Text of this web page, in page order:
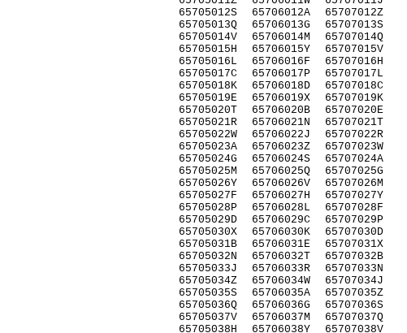
65705012S
65705013Q
65705014V
65705015H
65705016L
65705017C
65705018K
65705019E
65705020T
65705021R
65705022W
65705023A
65705024G
65705025M
65705026Y
65705027F
65705028P
65705029D
65705030X
65705031B
65705032N
65705033J
65705034Z
65705035S
65705036Q
65705037V
65705038H
65706012A
65706013G
65706014M
65706015Y
65706016F
65706017P
65706018D
65706019X
65706020B
65706021N
65706022J
65706023Z
65706024S
65706025Q
65706026V
65706027H
65706028L
65706029C
65706030K
65706031E
65706032T
65706033R
65706034W
65706035A
65706036G
65706037M
65706038Y
65707012Z
65707013S
65707014Q
65707015V
65707016H
65707017L
65707018C
65707019K
65707020E
65707021T
65707022R
65707023W
65707024A
65707025G
65707026M
65707027Y
65707028F
65707029P
65707030D
65707031X
65707032B
65707033N
65707034J
65707035Z
65707036S
65707037Q
65707038V